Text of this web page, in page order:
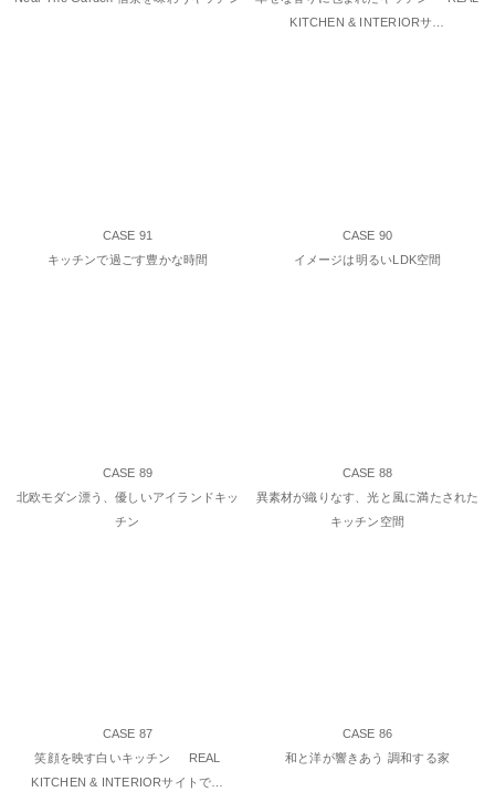
KITCHEN & INTERIORサ…
CASE 91
キッチンで過ごす豊かな時間
CASE 90
イメージは明るいLDK空間
CASE 89
北欧モダン漂う、優しいアイランドキッ
チン
CASE 88
異素材が織りなす、光と風に満たされた
キッチン空間
CASE 87
笑顔を映す白いキッチン REAL
KITCHEN & INTERIORサイトで…
CASE 86
和と洋が響きあう 調和する家